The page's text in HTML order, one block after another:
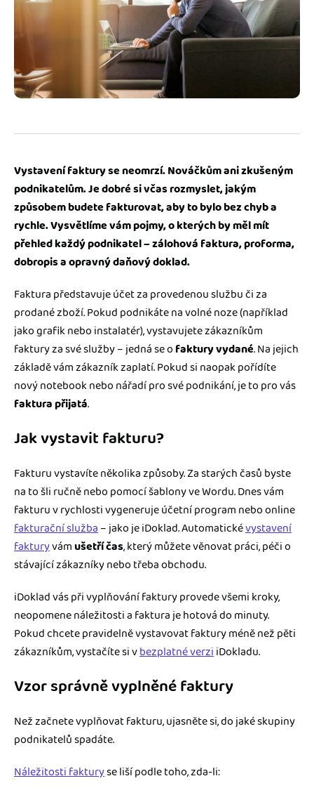
Spřátelené účetní
Katalog doplňků
Jak se vyznat ve fakturaci
Blog
mini akademie
Vystavení faktury se neomrzí. Nováčkům ani zkušeným
podnikatelům. Je dobré si včas rozmyslet, jakým
způsobem budete fakturovat, aby to bylo bez chyb a
rychle. Vysvětlíme vám pojmy, o kterých by měl mít
přehled každý podnikatel – zálohová faktura, proforma,
dobropis a opravný daňový doklad.
Faktura představuje účet za provedenou službu či za
prodané zboží. Pokud podnikáte na volné noze (například
jako grafik nebo instalatér), vystavujete zákazníkům
faktury za své služby – jedná se o faktury vydané. Na jejich
základě vám zákazník zaplatí. Pokud si naopak pořídíte
nový notebook nebo nářadí pro své podnikání, je to pro vás
faktura přijatá.
Jak vystavit fakturu?
Fakturu vystavíte několika způsoby. Za starých časů byste
na to šli ručně nebo pomocí šablony ve Wordu. Dnes vám
fakturu v rychlosti vygeneruje účetní program nebo online
fakturační služba– jako je iDoklad. Automatickévystavení
fakturyvámušetří čas, který můžete věnovat práci, péči o
stávající zákazníky nebo třeba obchodu.
iDoklad vás při vyplňování faktury provede všemi kroky,
neopomene náležitosti a faktura je hotová do minuty.
Pokud chcete pravidelně vystavovat faktury méně než pěti
zákazníkům, vystačíte si vbezplatné verziiDokladu.
Vzor správně vyplněné faktury
Než začnete vyplňovat fakturu, ujasněte si, do jaké skupiny
podnikatelů spadáte.
Náležitosti fakturyse liší podle toho, zda-li: